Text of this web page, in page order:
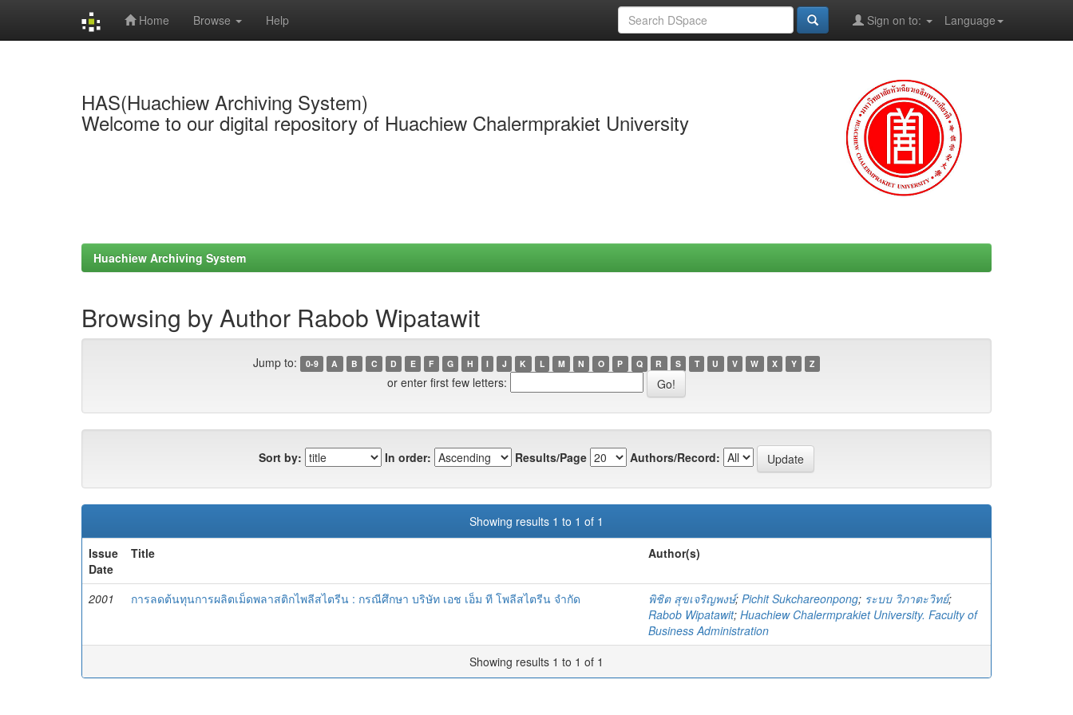
Home Browse Help Language
Sign on to:
HAS(Huachiew Archiving System)
Welcome to our digital repository of Huachiew Chalermprakiet University
Huachiew Archiving System
Browsing by Author Rabob Wipatawit
Jump to: 0-9 A B C D E F G H I J K L M N O P Q R S T U V W X Y Z
or enter first few letters:
Sort by: In order: Results/Page Authors/Record:
Showing results 1 to 1 of 1
Issue
Date
Title Author(s)
2001 การลดต้นทุนการผลิตเม็ดพลาสติกไพลีสไตรีน : กรณีศึกษา บริษัท เอช เอ็ม ที โพลีสไตรีน จำกัด พิชิต สุขเจริญพงษ์; Pichit Sukchareonpong; ระบบ วิภาตะวิทย์;
Rabob Wipatawit; Huachiew Chalermprakiet University. Faculty of
Business Administration
Showing results 1 to 1 of 1